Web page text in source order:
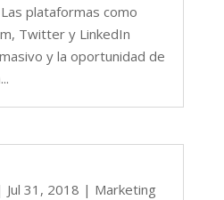
plataformas como
Twitter y LinkedIn
y la oportunidad de
Jul 31, 2018 | Marketing